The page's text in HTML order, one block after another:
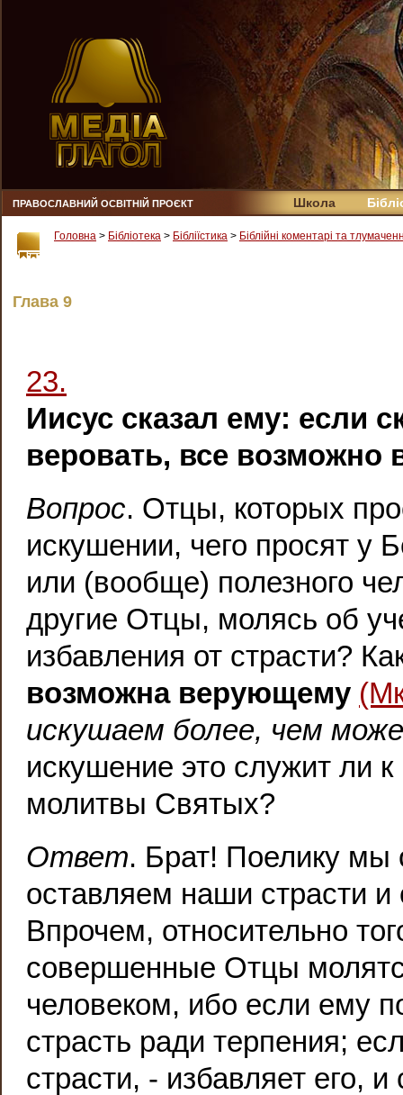
ПРАВОСЛАВНИЙ ОСВІТНІЙ ПРОЄКТ Школа
Головна > Бібліотека > Бібліїстика > Біблійні коментарі та
Глава 9
23.
Иисус сказал ему: если
веровать, все
Вопрос. Отцы, которых
искушении, чего просят у
или (вообще) полезного
другие Отцы, молясь об
избавления от страсти?
возможна верующему
искушаем более, чем
искушение это служит ли
молитвы Святых?
Ответ. Брат! Поелику мы
оставляем наши страсти
Впрочем, относительно
совершенные Отцы
человеком, ибо если ему
страсть ради терпения;
страсти, - избавляет его,